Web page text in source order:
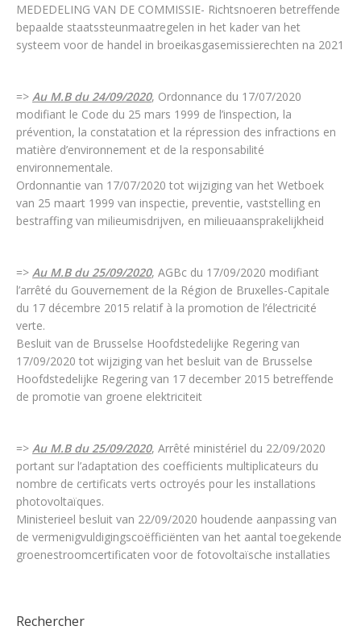
MEDEDELING VAN DE COMMISSIE- Richtsnoeren betreffende
bepaalde staatssteunmaatregelen in het kader van het
systeem voor de handel in broeikasgasemissierechten na 2021
=> Au M.B du 24/09/2020, Ordonnance du 17/07/2020
modifiant le Code du 25 mars 1999 de l’inspection, la
prévention, la constatation et la répression des infractions en
matière d’environnement et de la responsabilité
environnementale.
Ordonnantie van 17/07/2020 tot wijziging van het Wetboek
van 25 maart 1999 van inspectie, preventie, vaststelling en
bestraffing van milieumisdrijven, en milieuaansprakelijkheid
=> Au M.B du 25/09/2020, AGBc du 17/09/2020 modifiant
l’arrêté du Gouvernement de la Région de Bruxelles-Capitale
du 17 décembre 2015 relatif à la promotion de l’électricité
verte.
Besluit van de Brusselse Hoofdstedelijke Regering van
17/09/2020 tot wijziging van het besluit van de Brusselse
Hoofdstedelijke Regering van 17 december 2015 betreffende
de promotie van groene elektriciteit
=> Au M.B du 25/09/2020, Arrêté ministériel du 22/09/2020
portant sur l’adaptation des coefficients multiplicateurs du
nombre de certificats verts octroyés pour les installations
photovoltaïques.
Ministerieel besluit van 22/09/2020 houdende aanpassing van
de vermenigvuldigingscoëfficiënten van het aantal toegekende
groenestroomcertificaten voor de fotovoltaïsche installaties
Rechercher